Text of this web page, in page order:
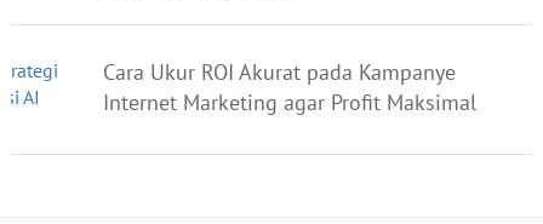
Cara Ukur ROI Akurat pada Kampanye
Internet Marketing agar Profit Maksimal